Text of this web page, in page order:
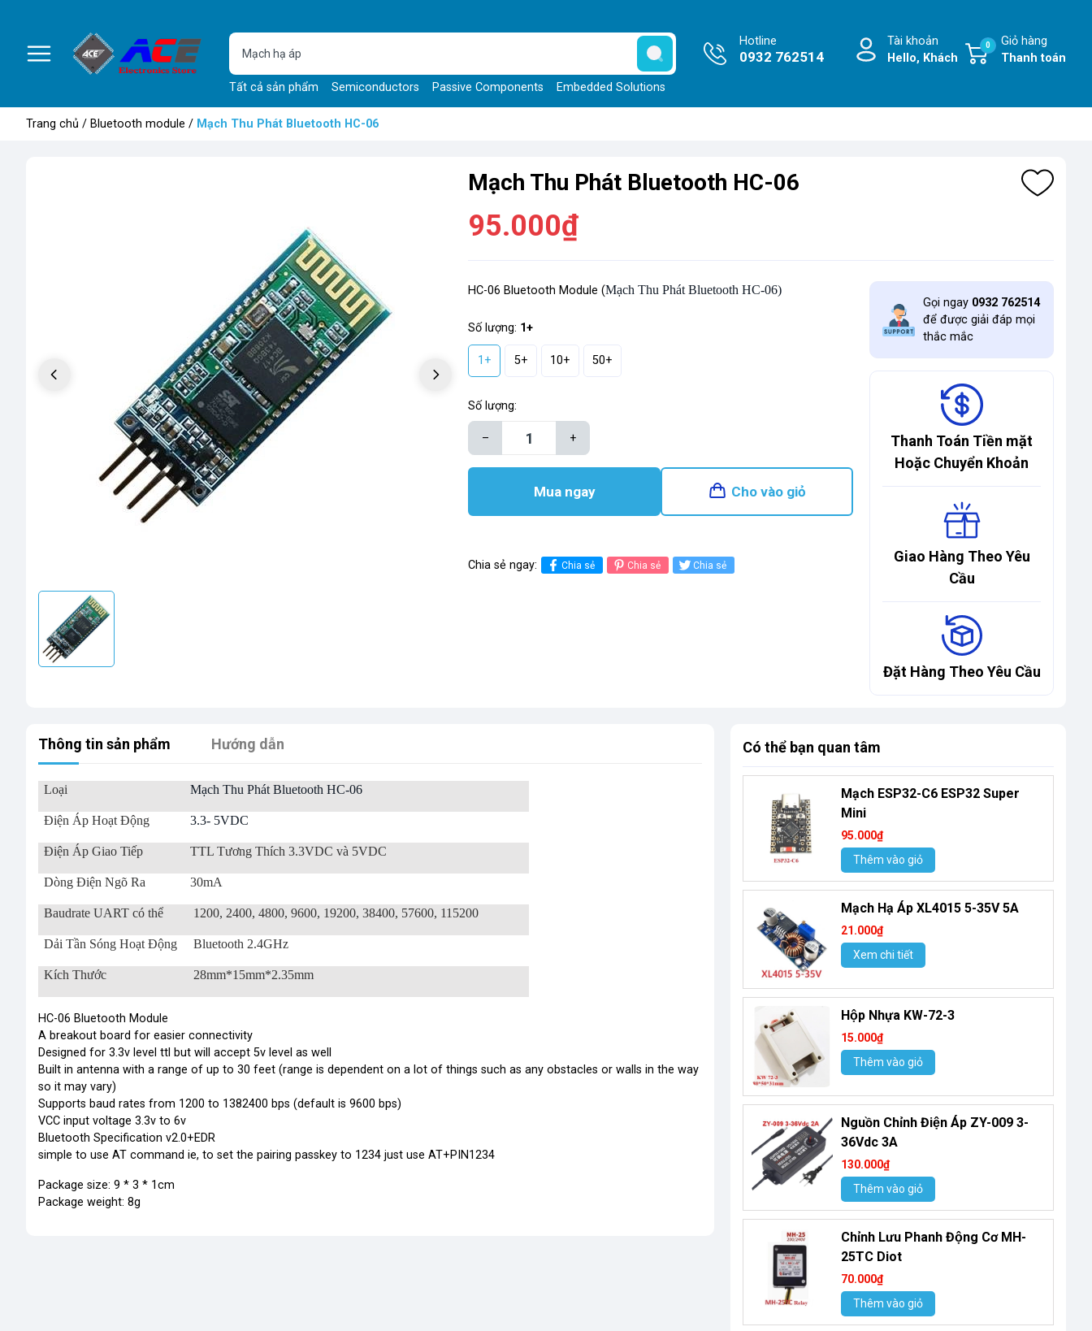
Tất cả sản phẩm Semiconductors Passive Components Embedded Solutions
Hotline
0932 762514
Tài khoản
Hello, Khách
Giỏ hàng
Thanh toán
0
Trang chủ / Bluetooth module / Mạch Thu Phát Bluetooth HC-06
Mạch Thu Phát Bluetooth HC-06
95.000₫
HC-06 Bluetooth Module (Mạch Thu Phát Bluetooth HC-06)
Số lượng: 1+
1+ 5+ 10+ 50+
Số lượng:
– +
Mua ngay Cho vào giỏ
Chia sẻ ngay: Chia sẻ Chia sẻ Chia sẻ
Gọi ngay 0932 762514
để được giải đáp mọi
thắc mắc
Thanh Toán Tiền mặt
Hoặc Chuyển Khoản
Giao Hàng Theo Yêu
Cầu
Đặt Hàng Theo Yêu Cầu
Thông tin sản phẩm Hướng dẫn
Loại Mạch Thu Phát Bluetooth HC-06
Điện Áp Hoạt Động 3.3- 5VDC
Điện Áp Giao Tiếp TTL Tương Thích 3.3VDC và 5VDC
Dòng Điện Ngõ Ra 30mA
Baudrate UART có thể 1200, 2400, 4800, 9600, 19200, 38400, 57600, 115200
Dải Tần Sóng Hoạt Động Bluetooth 2.4GHz
Kích Thước 28mm*15mm*2.35mm
HC-06 Bluetooth Module
A breakout board for easier connectivity
Designed for 3.3v level ttl but will accept 5v level as well
Built in antenna with a range of up to 30 feet (range is dependent on a lot of things such as any obstacles or walls in the way
so it may vary)
Supports baud rates from 1200 to 1382400 bps (default is 9600 bps)
VCC input voltage 3.3v to 6v
Bluetooth Specification v2.0+EDR
simple to use AT command ie, to set the pairing passkey to 1234 just use AT+PIN1234
Package size: 9 * 3 * 1cm
Package weight: 8g
Có thể bạn quan tâm
Mạch ESP32-C6 ESP32 Super
Mini
95.000₫
Thêm vào giỏ
Mạch Hạ Áp XL4015 5-35V 5A
21.000₫
Xem chi tiết
Hộp Nhựa KW-72-3
15.000₫
Thêm vào giỏ
Nguồn Chỉnh Điện Áp ZY-009 3-
36Vdc 3A
130.000₫
Thêm vào giỏ
Chỉnh Lưu Phanh Động Cơ MH-
25TC Diot
70.000₫
Thêm vào giỏ